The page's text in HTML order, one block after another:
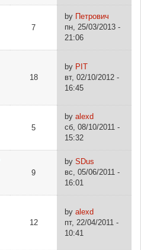
7
by Петрович
пн, 25/03/2013 -
21:06
18
by PIT
вт, 02/10/2012 -
16:45
5
by alexd
сб, 08/10/2011 -
15:32
9
by SDus
вс, 05/06/2011 -
16:01
12
by alexd
пт, 22/04/2011 -
10:41